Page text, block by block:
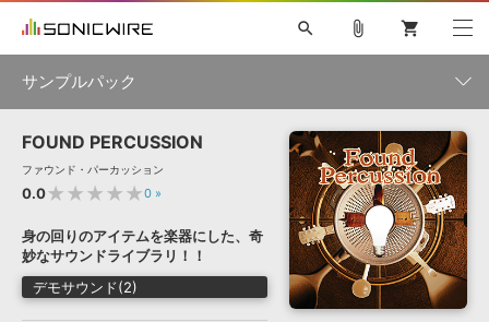
ソフト音源 »
プラグイン・エフェクト »
サンプルパック »
キャンペーン »
特集 »
製品サポート情報 »
search
初音ミク NT 鏡音リン・レン V4X 巡音ルカ V4X
MEIKO V3
KAITO V3
VOCALOID TOONTRACK
SPITFIRE AUDIO
VIENNA
EZ DRUMMER 3
ライセンスフリーBGM
サンプルパックを試そう
ボーカル抜き出し
DUBSTEP
ELECTRONICA
EDM MUTANT
ROUTER.FM
attach_file shopping_cart
サンプルパック
製品一覧
ジャンル
FOUND PERCUSSION
ファウンド・パーカッション
0.0★★★★★0 »
身の回りのアイテムを楽器にした、奇
妙なサウンドライブラリ！！
デモサウンド(2)